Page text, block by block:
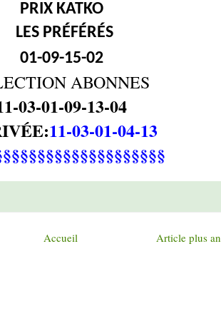
PRIX KATKO
LES PRÉFÉRÉS
01-09-15-02
ABONNES
03-01-09-13-04
11-03-01-04-13
Article plus
Accueil